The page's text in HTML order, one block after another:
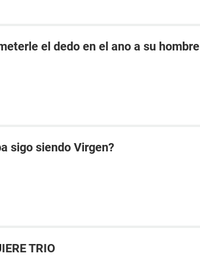
el dedo en el ano a su hombre
sigo siendo Virgen?
TRIO